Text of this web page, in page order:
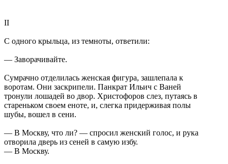
II
С одного крыльца, из темноты, ответили:
— Заворачивайте.
Сумрачно отделилась женская фигура, зашлепала к
воротам. Они заскрипели. Панкрат Ильич с Ваней
тронули лошадей во двор. Христофоров слез, путаясь в
стареньком своем еноте, и, слегка придерживая полы
шубы, вошел в сени.
— В Москву, что ли? — спросил женский голос, и рука
отворила дверь из сеней в самую избу.
— В Москву.